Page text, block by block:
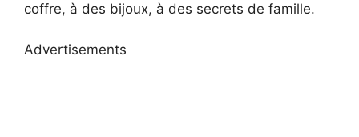
coffre, à des bijoux, à des secrets de famille.
Advertisements